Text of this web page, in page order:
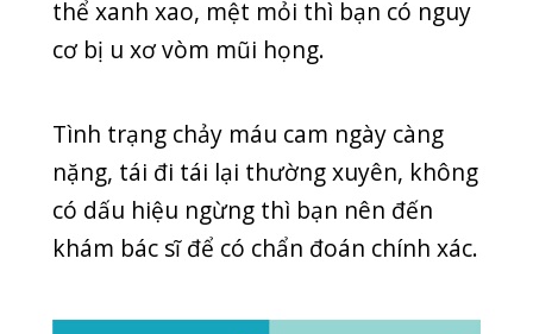
Ngoài ra, một số bệnh về máu cũng
trị tại chuyên khoa huyết học của
phòng khám uy tín. Các nguyên nhân
khác gây chảy máu cam như sốt rét,
kinh nguyệt, sởi, cúm, sốt xuất huyết,
dùng corticoide xịt mũi, thuốc chống